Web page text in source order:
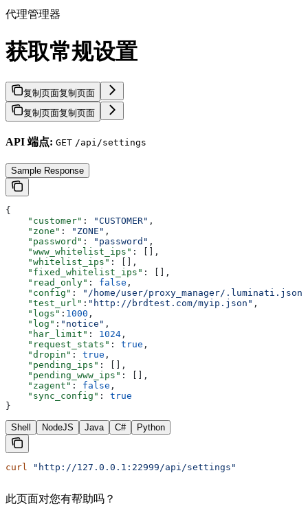
代理管理器
获取常规设置
复制页面复制页面
复制页面复制页面
API 端点: GET /api/settings
Sample Response
{
    "customer"
: "CUSTOMER" ,
    "zone"
: "ZONE" ,
    "password"
: "password" ,
    "www_whitelist_ips"
: [],
    "whitelist_ips"
: [],
    "fixed_whitelist_ips"
: [],
    "read_only"
: false ,
    "config"
:
"/home/user/proxy_manager/.luminati.json"
    "test_url"
: "http://brdtest.com/myip.json" ,
    "logs"
: 1000 ,
    "log"
: "notice" ,
    "har_limit"
: 1024 ,
    "request_stats"
: true ,
    "dropin"
: true ,
    "pending_ips"
: [],
    "pending_www_ips"
: [],
    "zagent"
: false ,
    "sync_config"
: true
}
Shell NodeJS Java C# Python
curl "http://127.0.0.1:22999/api/settings"
此页面对您有帮助吗？